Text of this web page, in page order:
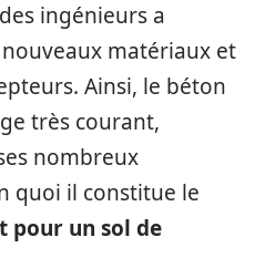
ingénieurs a
matériaux et
Ainsi, le béton
très courant,
nombreux
quoi il constitue le
pour un sol de